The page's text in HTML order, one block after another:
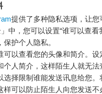
提供了多种隐私选项，让
中，您可以设置“谁可以查看
护个人隐私。
可以查看您的头像和简介。设
人简介，这样陌生人就无法
选择限制谁能发送讯息给您
可以防止陌生人向您发送不